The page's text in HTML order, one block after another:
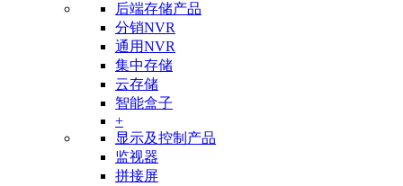
后端存储产品
分销NVR
通用NVR
集中存储
云存储
智能盒子
+
显示及控制产品
监视器
拼接屏